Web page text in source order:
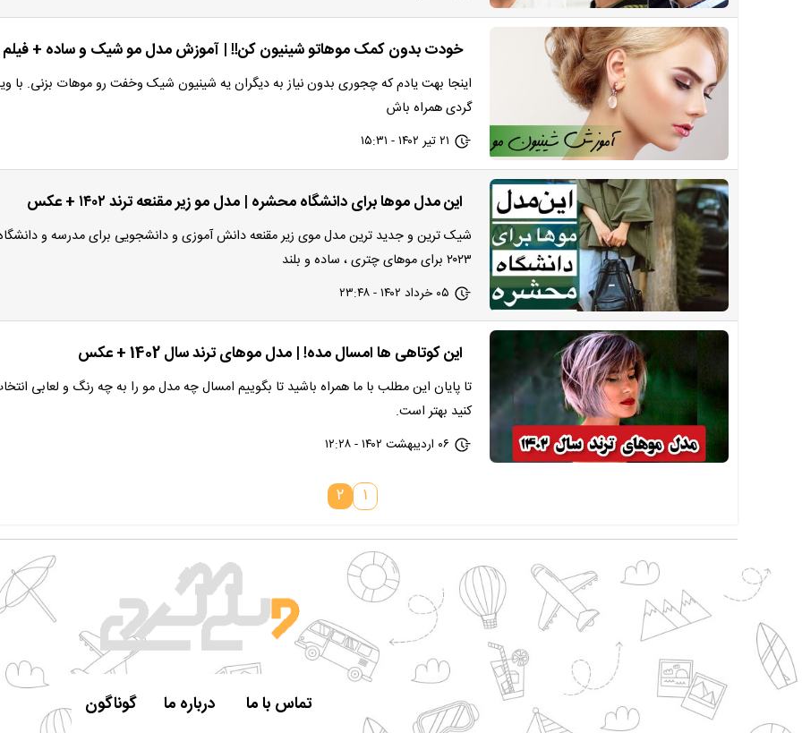
خودت بدون کمک موهاتو شینیون کن!! | آموزش مدل مو شیک و ساده + فیلم
اینجا بهت یادم که چجوری بدون نیاز به دیگران یه شینیون شیک وخفت رو موهات بزنی. با
گردی همراه باش
۲۱ تیر ۱۴۰۲ - ۱۵:۳۱
این مدل موها برای دانشگاه محشره | مدل مو زیر مقنعه ترند ۱۴۰۲ + عکس
شیک ترین و جدید ترین مدل موی زیر مقنعه دانش آموزی و دانشجویی برای مدرسه و
۲۰۲۳ برای موهای چتری ، ساده و بلند
۰۵ خرداد ۱۴۰۲ - ۲۳:۴۸
این کوتاهی ها امسال مده! | مدل موهای ترند سال 1402 + عکس
تا پایان این مطلب با ما همراه باشید تا بگوییم امسال چه مدل مو را به چه رنگ و لعابی
کنید بهتر است.
۰۶ اردیبهشت ۱۴۰۲ - ۱۲:۲۸
۱ ۲
تماس با ما درباره ما گوناگون